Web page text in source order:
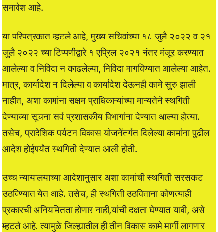
समावेश आहे.
या परिपत्रकात म्हटले आहे, मुख्य सचिवांच्या १८ जुलै २०२२ व २१
जुलै २०२२ च्या टिप्पणीद्वारे १ एप्रिल २०२१ नंतर मंजूर करण्यात
आलेल्या व निविदा न काढलेल्या, निविदा मागविण्यात आलेल्या आहेत.
मात्र, कार्यादेश न दिलेल्या व कार्यादेश देऊनही कामे सुरु झाली
नाहीत, अशा कामांना सक्षम प्राधिकाऱ्यांच्या मान्यतेने स्थगिती
देण्याच्या सूचना सर्व प्रशासकीय विभागांना देण्यात आल्या होत्या.
तसेच, प्रादेशिक पर्यटन विकास योजनेंतर्गत दिलेल्या कामांना पुढील
आदेश होईपर्यंत स्थगिती देण्यात आली होती.
उच्च न्यायालयाच्या आदेशानुसार अशा कामांची स्थगिती सरसकट
उठविण्यात येत आहे. तसेच, ही स्थगिती उठविताना कोणत्याही
प्रकारची अनियमितता होणार नाही,यांची दक्षता घेण्यात यावी, असे
म्हटले आहे. त्यामुळे जिल्ह्यातील ही तीन विकास कामे मार्गी लागणार